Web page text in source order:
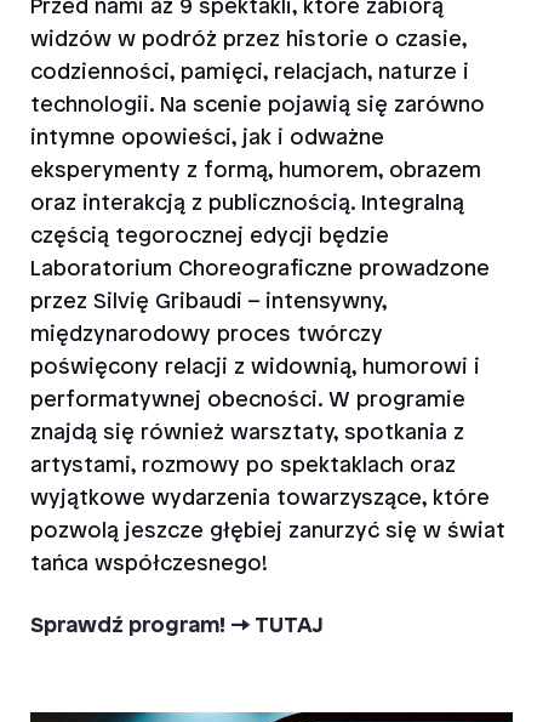
Przed nami aż 9 spektakli, które zabiorą
widzów w podróż przez historie o czasie,
codzienności, pamięci, relacjach, naturze i
technologii. Na scenie pojawią się zarówno
intymne opowieści, jak i odważne
eksperymenty z formą, humorem, obrazem
oraz interakcją z publicznością. Integralną
częścią tegorocznej edycji będzie
Laboratorium Choreograficzne prowadzone
przez Silvię Gribaudi – intensywny,
międzynarodowy proces twórczy
poświęcony relacji z widownią, humorowi i
performatywnej obecności. W programie
znajdą się również warsztaty, spotkania z
artystami, rozmowy po spektaklach oraz
wyjątkowe wydarzenia towarzyszące, które
pozwolą jeszcze głębiej zanurzyć się w świat
tańca współczesnego!
Sprawdź program! -> TUTAJ